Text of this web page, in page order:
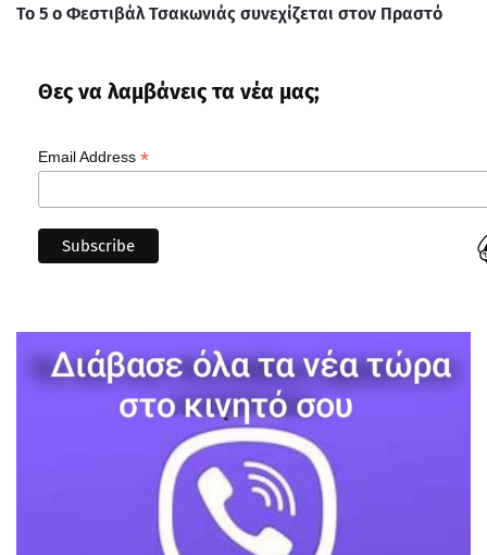
Το 5 ο Φεστιβάλ Τσακωνιάς συνεχίζεται στον Πραστό
Θες να λαμβάνεις τα νέα μας;
Email Address *